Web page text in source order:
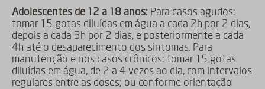
Adolescentes de 12 a 18 anos: Para casos agudos:
tomar 15 gotas diluídas em água a cada 2h por 2 dias,
depois a cada 3h por 2 dias, e posteriormente a cada
4h até o desaparecimento dos sintomas. Para
manutenção e nos casos crônicos: tomar 15 gotas
diluídas em água, de 2 a 4 vezes ao dia, com intervalos
regulares entre as doses; ou conforme orientação